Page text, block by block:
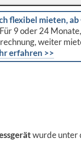
flexibel mieten,
Für 9 oder 24
weiter
erfahren >>
wurde unter